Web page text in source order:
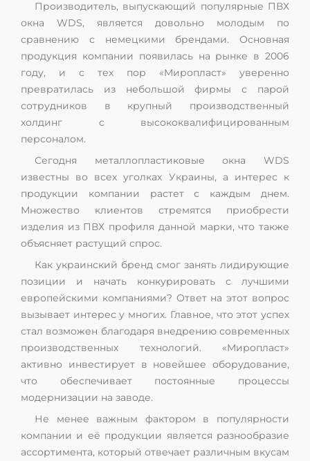
Производитель, выпускающий популярные ПВХ
окна WDS, является довольно молодым по
сравнению с немецкими брендами. Основная
продукция компании появилась на рынке в 2006
году, и с тех пор «Миропласт» уверенно
превратилась из небольшой фирмы с парой
сотрудников в крупный производственный
холдинг с высококвалифицированным
персоналом.
Сегодня металлопластиковые окна WDS
известны во всех уголках Украины, а интерес к
продукции компании растет с каждым днем.
Множество клиентов стремятся приобрести
изделия из ПВХ профиля данной марки, что также
объясняет растущий спрос.
Как украинский бренд смог занять лидирующие
позиции и начать конкурировать с лучшими
европейскими компаниями? Ответ на этот вопрос
вызывает интерес у многих. Главное, что этот успех
стал возможен благодаря внедрению современных
производственных технологий. «Миропласт»
активно инвестирует в новейшее оборудование,
что обеспечивает постоянные процессы
модернизации на заводе.
Не менее важным фактором в популярности
компании и её продукции является разнообразие
ассортимента, который отвечает различным вкусам